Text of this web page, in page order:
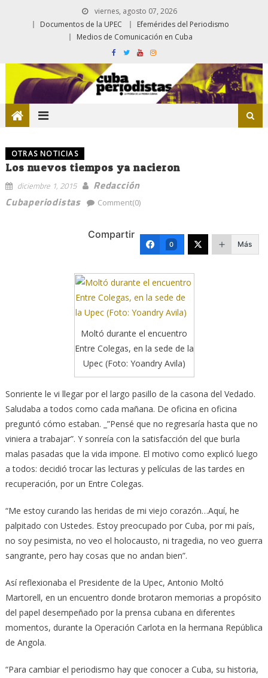
viernes, agosto 07, 2026
Documentos de la UPEC
Efemérides del Periodismo
Medios de Comunicación en Cuba
OTRAS NOTICIAS
Los nuevos tiempos ya nacieron
diciembre 1, 2015
Redacción
Cubaperiodistas
Comment(0)
Compartir
0 Más
Moltó durante el encuentro
Entre Colegas, en la sede de la
Upec (Foto: Yoandry Avila)
Sonriente le vi llegar por el largo pasillo de la casona del Vedado.
Saludaba a todos como cada mañana. De oficina en oficina
preguntó cómo estaban. _”Pensé que no regresaría hasta que no
viniera a trabajar”. Y sonreía con la satisfacción del que burla
malas pasadas que la vida impone. El motivo como explicó luego
a todos: decidió trocar las lecturas y películas de las tardes en
recuperación, por un Entre Colegas.
“Me estoy curando las heridas de mi viejo corazón…Aquí, he
palpitado con Ustedes. Estoy preocupado por Cuba, por mi país,
no soy pesimista, no veo el holocausto, ni tragedia, no veo guerra
sangrante, pero hay cosas que no andan bien”.
Así reflexionaba el Presidente de la Upec, Antonio Moltó
Martorell, en un encuentro donde brotaron memorias a propósito
del papel desempeñado por la prensa cubana en diferentes
momentos, durante la Operación Carlota en la hermana República
de Angola.
“Para cambiar el periodismo hay que conocer a Cuba, su historia,